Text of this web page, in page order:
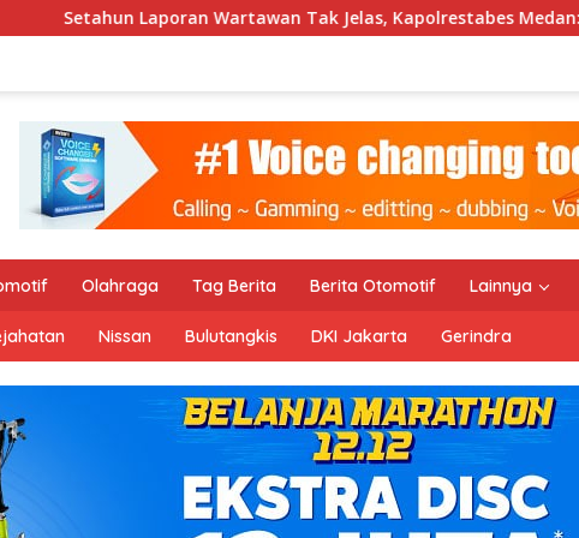
Wartawan Tak Jelas, Kapolrestabes Medan: “ Segera Diatensi ”
Olahraga Tag Berita Berita Otomotif Lainnya
Nissan Bulutangkis DKI Jakarta Gerindra